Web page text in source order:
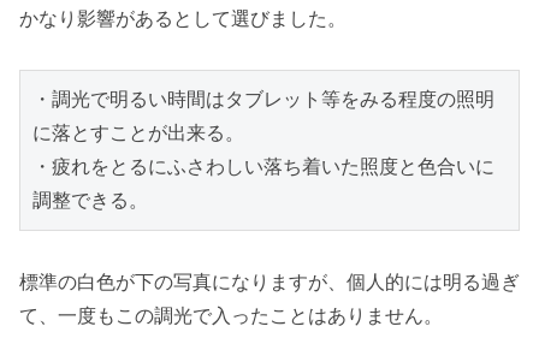
かなり影響があるとして選びました。
・調光で明るい時間はタブレット等をみる程度の照明
に落とすことが出来る。
・疲れをとるにふさわしい落ち着いた照度と色合いに
調整できる。
標準の白色が下の写真になりますが、個人的には明る過ぎ
て、一度もこの調光で入ったことはありません。